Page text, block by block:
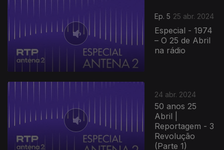
Ep. 5 25 abr. 2024
Especial - 1974
– O 25 de Abril
na rádio
24 abr. 2024
50 anos 25
Abril |
Reportagem - 3
Revolução
(Parte 1)